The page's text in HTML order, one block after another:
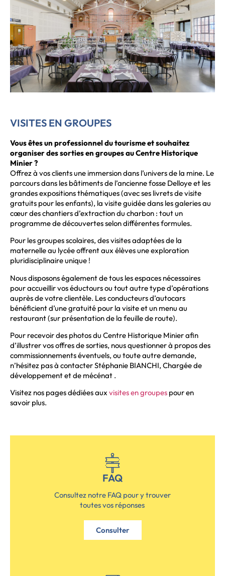
VISITES EN GROUPES
Vous êtes un professionnel du tourisme et souhaitez
organiser des sorties en groupes au Centre Historique
Minier ?
Offrezà vos clientsune immersion dans l’univers de la mine. Le
parcours dans les bâtiments de l’ancienne fosse Delloye et les
grandes expositions thématiques (avec ses livrets de visite
gratuits pour les enfants), la visite guidée dans les galeries au
cœur des chantiers d’extraction du charbon : tout un
programme de découvertes selon différentes formules.
Pour les groupes scolaires, des visites adaptées de la
maternelle au lycée offrent aux élèves une exploration
pluridisciplinaire unique !
Nous disposons également de tous les espaces nécessaires
pour accueillir vos éductours ou tout autre type d’opérations
auprès de votre clientèle. Les conducteurs d’autocars
bénéficient d’une gratuité pour la visite et un menu au
restaurant (sur présentation de la feuille de route).
Pour recevoir des photos du Centre Historique Minier afin
d’illustrer vos offres de sorties, nous questionner à propos des
commissionnements éventuels, ou toute autre demande,
n’hésitez pas à contacter Stéphanie BIANCHI, Chargée de
développement et de mécénat .
Visitez nos pages dédiées aux visites en groupes pour en
savoir plus.
FAQ
Consultez notre FAQ pour y trouver
toutes vos réponses
Consulter